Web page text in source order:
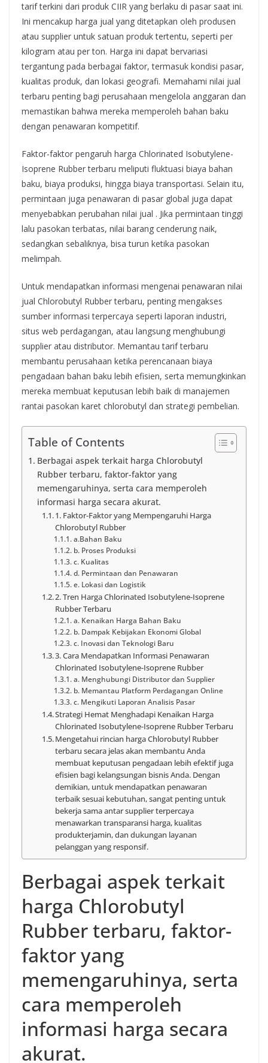
tarif terkini dari produk CIIR yang berlaku di pasar saat ini.
Ini mencakup harga jual yang ditetapkan oleh produsen
atau supplier untuk satuan produk tertentu, seperti per
kilogram atau per ton. Harga ini dapat bervariasi
tergantung pada berbagai faktor, termasuk kondisi pasar,
kualitas produk, dan lokasi geografi. Memahami nilai jual
terbaru penting bagi perusahaan mengelola anggaran dan
memastikan bahwa mereka memperoleh bahan baku
dengan penawaran kompetitif.
Faktor-faktor pengaruh harga Chlorinated Isobutylene-
Isoprene Rubber terbaru meliputi fluktuasi biaya bahan
baku, biaya produksi, hingga biaya transportasi. Selain itu,
permintaan juga penawaran di pasar global juga dapat
menyebabkan perubahan nilai jual . Jika permintaan tinggi
lalu pasokan terbatas, nilai barang cenderung naik,
sedangkan sebaliknya, bisa turun ketika pasokan
melimpah.
Untuk mendapatkan informasi mengenai penawaran nilai
jual Chlorobutyl Rubber terbaru, penting mengakses
sumber informasi terpercaya seperti laporan industri,
situs web perdagangan, atau langsung menghubungi
supplier atau distributor. Memantau tarif terbaru
membantu perusahaan ketika perencanaan biaya
pengadaan bahan baku lebih efisien, serta memungkinkan
mereka membuat keputusan lebih baik di manajemen
rantai pasokan karet chlorobutyl dan strategi pembelian.
Table of Contents
Berbagai aspek terkait harga Chlorobutyl
Rubber terbaru, faktor-faktor yang
memengaruhinya, serta cara memperoleh
informasi harga secara akurat.
1. Faktor-Faktor yang Mempengaruhi Harga
Chlorobutyl Rubber
a.Bahan Baku
b. Proses Produksi
c. Kualitas
d. Permintaan dan Penawaran
e. Lokasi dan Logistik
2. Tren Harga Chlorinated Isobutylene-Isoprene
Rubber Terbaru
a. Kenaikan Harga Bahan Baku
b. Dampak Kebijakan Ekonomi Global
c. Inovasi dan Teknologi Baru
3. Cara Mendapatkan Informasi Penawaran
Chlorinated Isobutylene-Isoprene Rubber
a. Menghubungi Distributor dan Supplier
b. Memantau Platform Perdagangan Online
c. Mengikuti Laporan Analisis Pasar
Strategi Hemat Menghadapi Kenaikan Harga
Chlorinated Isobutylene-Isoprene Rubber Terbaru
Mengetahui rincian harga Chlorobutyl Rubber
terbaru secara jelas akan membantu Anda
membuat keputusan pengadaan lebih efektif juga
efisien bagi kelangsungan bisnis Anda. Dengan
demikian, untuk mendapatkan penawaran
terbaik sesuai kebutuhan, sangat penting untuk
bekerja sama antar supplier terpercaya
menawarkan transparansi harga, kualitas
produkterjamin, dan dukungan layanan
pelanggan yang responsif.
Berbagai aspek terkait
harga Chlorobutyl
Rubber terbaru, faktor-
faktor yang
memengaruhinya, serta
cara memperoleh
informasi harga secara
akurat.